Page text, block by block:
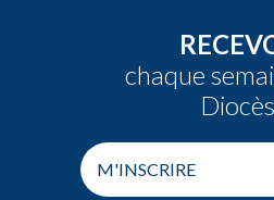
chaque
M'INSCRIRE